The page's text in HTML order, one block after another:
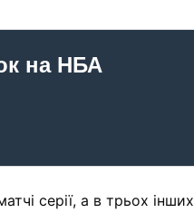
на НБА
серії, а в трьох інших